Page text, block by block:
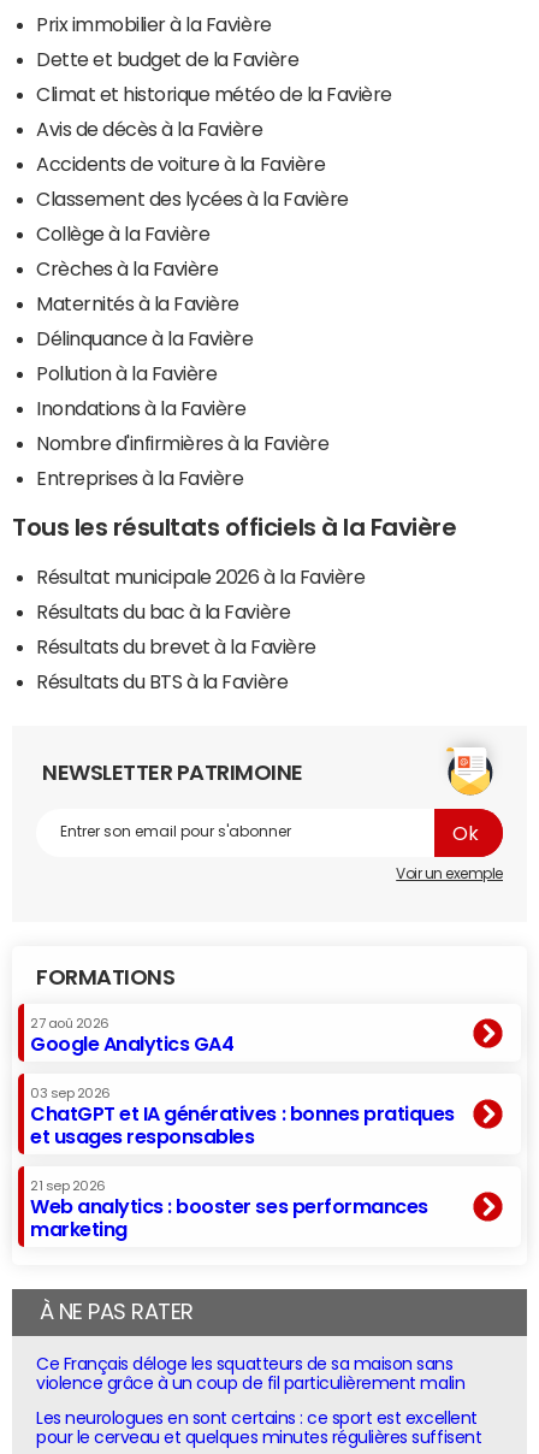
Prix immobilier à la Favière
Dette et budget de la Favière
Climat et historique météo de la Favière
Avis de décès à la Favière
Accidents de voiture à la Favière
Classement des lycées à la Favière
Collège à la Favière
Crèches à la Favière
Maternités à la Favière
Délinquance à la Favière
Pollution à la Favière
Inondations à la Favière
Nombre d'infirmières à la Favière
Entreprises à la Favière
Tous les résultats officiels à la Favière
Résultat municipale 2026 à la Favière
Résultats du bac à la Favière
Résultats du brevet à la Favière
Résultats du BTS à la Favière
NEWSLETTER PATRIMOINE
Voir un exemple
FORMATIONS
27 aoû 2026
Google Analytics GA4
03 sep 2026
ChatGPT et IA génératives : bonnes pratiques
et usages responsables
21 sep 2026
Web analytics : booster ses performances
marketing
À NE PAS RATER
Ce Français déloge les squatteurs de sa maison sans
violence grâce à un coup de fil particulièrement malin
Les neurologues en sont certains : ce sport est excellent
pour le cerveau et quelques minutes régulières suffisent